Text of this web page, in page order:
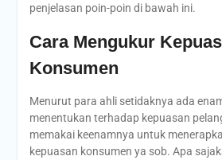
penjelasan poin-poin di bawah ini.
Cara Mengukur
Konsumen
Menurut para ahli setidaknya ada
menentukan terhadap kepuasan
memakai keenamnya untuk
kepuasan konsumen ya sob. Apa